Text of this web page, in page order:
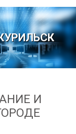
И